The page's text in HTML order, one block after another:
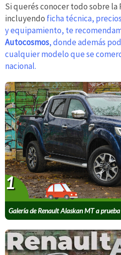
Si querés conocer todo sobre la
incluyendo ficha técnica,
y equipamiento, te
Autocosmos, donde además
cualquier modelo que se
nacional.
Galería de Renault Alaskan MT a prueba
1